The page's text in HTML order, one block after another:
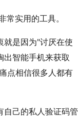
常实用的工具。
就是因为"讨厌在使
出智能手机来获取
点相信很多人都有
自己的私人验证码管